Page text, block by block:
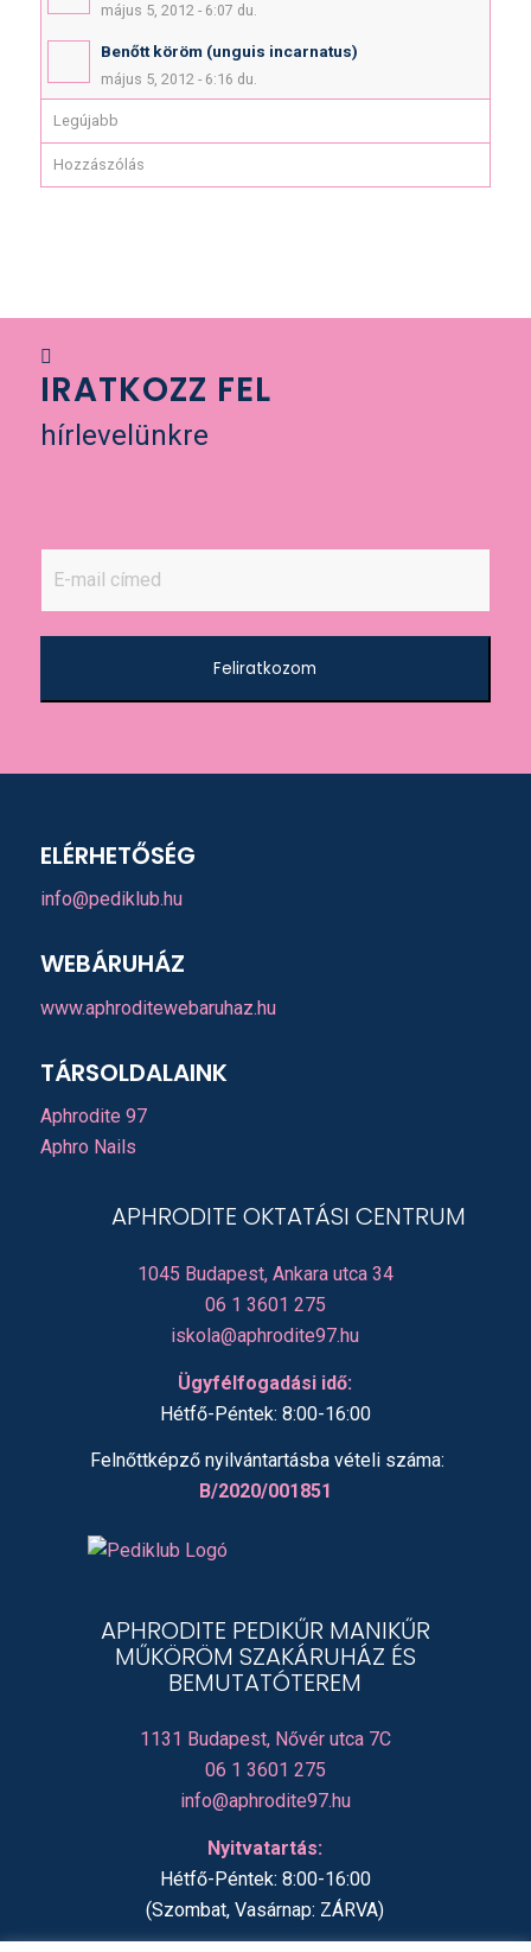
május 5, 2012 - 6:07 du.
Benőtt köröm (unguis incarnatus)
május 5, 2012 - 6:16 du.
Legújabb
Hozzászólás
IRATKOZZ FEL
hírlevelünkre
Feliratkozom
ELÉRHETŐSÉG
info@pediklub.hu
WEBÁRUHÁZ
www.aphroditewebaruhaz.hu
TÁRSOLDALAINK
Aphrodite 97
Aphro Nails
APHRODITE OKTATÁSI CENTRUM
1045 Budapest, Ankara utca 34
06 1 3601 275
iskola@aphrodite97.hu
Ügyfélfogadási idő:
Hétfő-Péntek: 8:00-16:00
Felnőttképző nyilvántartásba vételi száma:
B/2020/001851
APHRODITE PEDIKŰR MANIKŰR
MŰKÖRÖM SZAKÁRUHÁZ ÉS
BEMUTATÓTEREM
1131 Budapest, Nővér utca 7C
06 1 3601 275
info@aphrodite97.hu
Nyitvatartás:
Hétfő-Péntek: 8:00-16:00
(Szombat, Vasárnap: ZÁRVA)